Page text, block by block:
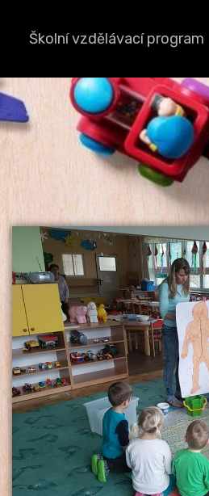
Školní vzdělávací program